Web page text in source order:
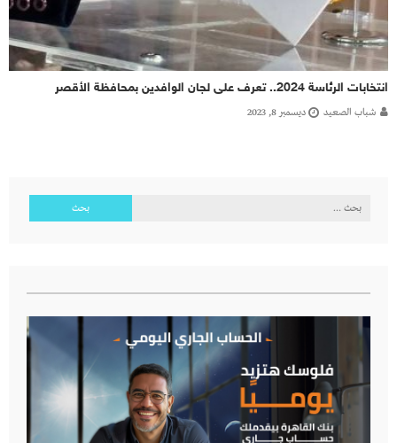
انتخابات الرئاسة 2024.. تعرف على لجان الوافدين بمحافظة الأقصر
شباب الصعيد ديسمبر 8, 2023
البحث